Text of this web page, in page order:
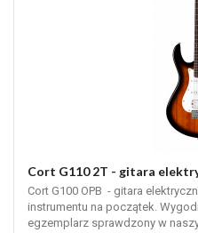
Cort G110 2T - gitara
Cort G100 OPB - gitara
instrumentu na początek.
egzemplarz sprawdzony w